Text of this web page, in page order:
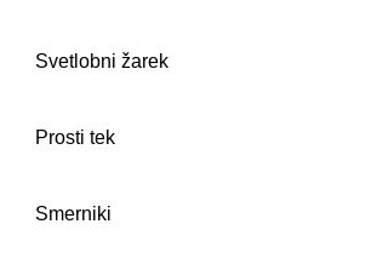
Svetlobni žarek
Prosti tek
Smerniki